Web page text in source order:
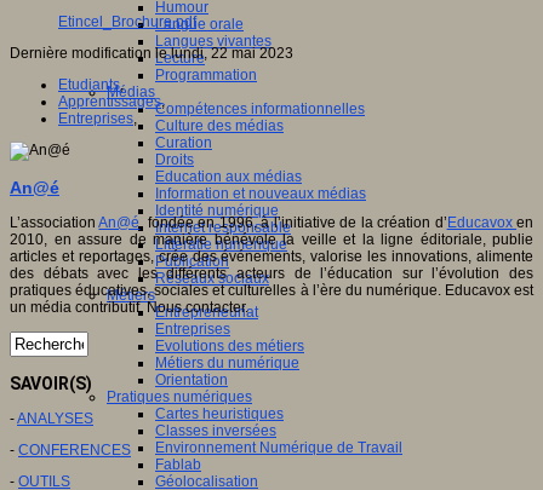
Humour
Langue orale
Langues vivantes
Lecture
Programmation
Médias
Compétences informationnelles
Culture des médias
Curation
Droits
Education aux médias
Information et nouveaux médias
Identité numérique
Internet responsable
Littératie numérique
Publication
Réseaux sociaux
Métiers
Entrepreneuriat
Entreprises
Evolutions des métiers
Métiers du numérique
Orientation
Pratiques numériques
Cartes heuristiques
Classes inversées
Environnement Numérique de Travail
Fablab
Géolocalisation
Etincel_Brochure.pdf
Dernière modification le lundi, 22 mai 2023
Etudiants,
Apprentissages,
Entreprises,
An@é
L’associationAn@é, fondée en 1996, à l’initiative de la création d’ Educavoxen
2010, en assure de manière bénévole la veille et la ligne éditoriale, publie
articles et reportages, crée des événements, valorise les innovations, alimente
des débats avec les différents acteurs de l’éducation sur l’évolution des
pratiques éducatives, sociales et culturelles à l’ère du numérique. Educavox est
un média contributif. Nous contacter.
SAVOIR(S)
-ANALYSES
- CONFERENCES
- OUTILS